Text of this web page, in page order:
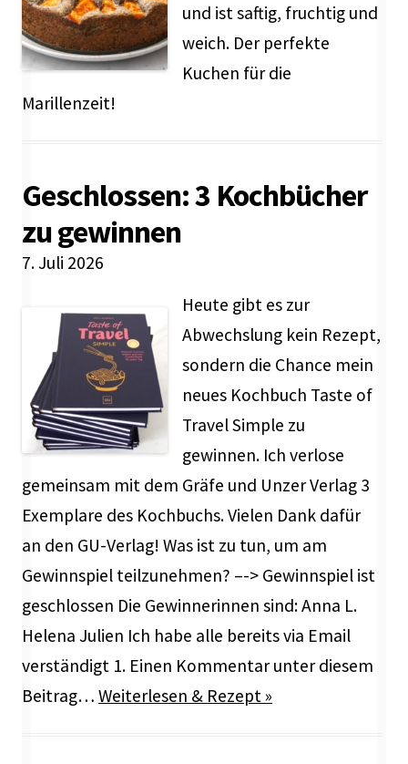
und ist saftig, fruchtig und
weich. Der perfekte
Kuchen für die
Marillenzeit!
Geschlossen: 3 Kochbücher
zu gewinnen
7. Juli 2026
Heute gibt es zur
Abwechslung kein Rezept,
sondern die Chance mein
neues Kochbuch Taste of
Travel Simple zu
gewinnen. Ich verlose
gemeinsam mit dem Gräfe und Unzer Verlag 3
Exemplare des Kochbuchs. Vielen Dank dafür
an den GU-Verlag! Was ist zu tun, um am
Gewinnspiel teilzunehmen? –-> Gewinnspiel ist
geschlossen Die Gewinnerinnen sind: Anna L.
Helena Julien Ich habe alle bereits via Email
verständigt 1. Einen Kommentar unter diesem
Beitrag… Weiterlesen & Rezept »